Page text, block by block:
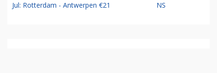
Jul: Rotterdam - Antwerpen €21 NS